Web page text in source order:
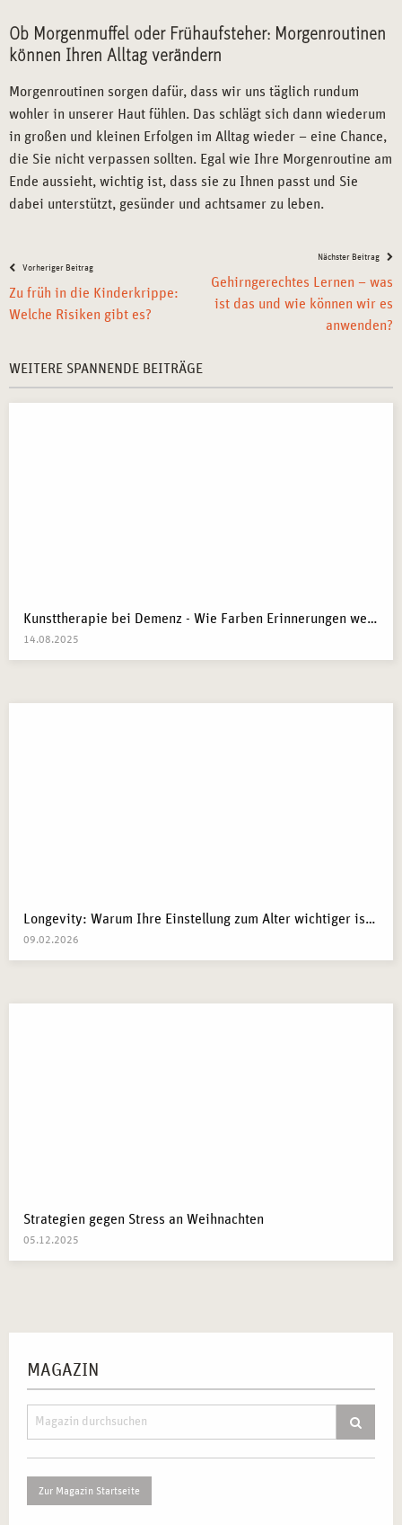
Ob Morgenmuffel oder Frühaufsteher: Morgenroutinen
können Ihren Alltag verändern
Morgenroutinen sorgen dafür, dass wir uns täglich rundum
wohler in unserer Haut fühlen. Das schlägt sich dann wiederum
in großen und kleinen Erfolgen im Alltag wieder – eine Chance,
die Sie nicht verpassen sollten. Egal wie Ihre Morgenroutine am
Ende aussieht, wichtig ist, dass sie zu Ihnen passt und Sie
dabei unterstützt, gesünder und achtsamer zu leben.
Vorheriger Beitrag
Zu früh in die Kinderkrippe:
Welche Risiken gibt es?
Nächster Beitrag
Gehirngerechtes Lernen – was
ist das und wie können wir es
anwenden?
WEITERE SPANNENDE BEITRÄGE
Kunsttherapie bei Demenz - Wie Farben Erinnerungen wecken
14.08.2025
Longevity: Warum Ihre Einstellung zum Alter wichtiger ist als Ihre Gene
09.02.2026
Strategien gegen Stress an Weihnachten
05.12.2025
MAGAZIN
Zur Magazin Startseite